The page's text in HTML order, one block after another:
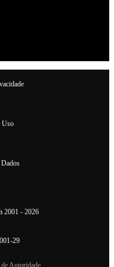
Uso
2001 - 2026
29
Autoridade